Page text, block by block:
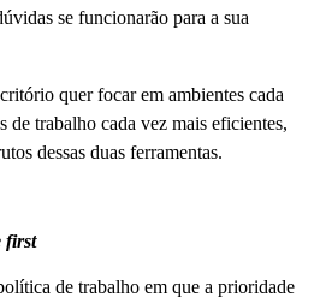
se funcionarão para a sua
quer focar em ambientes cada
de trabalho cada vez mais eficientes,
dessas duas ferramentas.
first
de trabalho em que a prioridade